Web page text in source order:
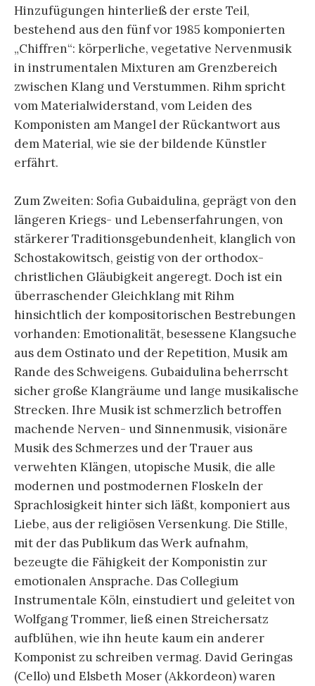
Hinzufügungen hinterließ der erste Teil,
bestehend aus den fünf vor 1985 komponierten
„Chiffren“: körperliche, vegetative Nervenmusik
in instrumentalen Mixturen am Grenzbereich
zwischen Klang und Verstummen. Rihm spricht
vom Materialwiderstand, vom Leiden des
Komponisten am Mangel der Rückantwort aus
dem Material, wie sie der bildende Künstler
erfährt.
Zum Zweiten: Sofia Gubaidulina, geprägt von den
längeren Kriegs- und Lebenserfahrungen, von
stärkerer Traditionsgebundenheit, klanglich von
Schostakowitsch, geistig von der orthodox-
christlichen Gläubigkeit angeregt. Doch ist ein
überraschender Gleichklang mit Rihm
hinsichtlich der kompositorischen Bestrebungen
vorhanden: Emotionalität, besessene Klangsuche
aus dem Ostinato und der Repetition, Musik am
Rande des Schweigens. Gubaidulina beherrscht
sicher große Klangräume und lange musikalische
Strecken. Ihre Musik ist schmerzlich betroffen
machende Nerven- und Sinnenmusik, visionäre
Musik des Schmerzes und der Trauer aus
verwehten Klängen, utopische Musik, die alle
modernen und postmodernen Floskeln der
Sprachlosigkeit hinter sich läßt, komponiert aus
Liebe, aus der religiösen Versenkung. Die Stille,
mit der das Publikum das Werk aufnahm,
bezeugte die Fähigkeit der Komponistin zur
emotionalen Ansprache. Das Collegium
Instrumentale Köln, einstudiert und geleitet von
Wolfgang Trommer, ließ einen Streichersatz
aufblühen, wie ihn heute kaum ein anderer
Komponist zu schreiben vermag. David Geringas
(Cello) und Elsbeth Moser (Akkordeon) waren